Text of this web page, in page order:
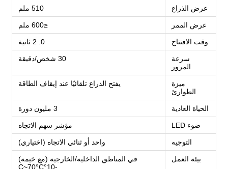
عرض الذراع 510 ملم
عرض الممر ≤600 ملم
وقت الافتتاح 0. 2 ثانية
سرعة
المرور
30 شخص/دقيقة
ميزة
الطوارئ
يفتح الذراع تلقائيًا عند إيقاف الطاقة
الحياة العادية 3 مليون دورة
ضوء LED مؤشر سهم الاتجاه
التوجيه واحد أو ثنائي الاتجاه (اختياري)
بيئة العمل
في المناطق الداخلية/الخارجية (مع خيمة)
-10°C~70°C